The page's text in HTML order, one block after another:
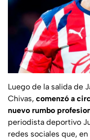
Luego de la salida de
Chivas, comenzó a
nuevo rumbo
periodista deportivo
redes sociales que,